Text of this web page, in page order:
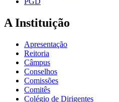
A Instituição
Apresentação
Reitoria
Câmpus
Conselhos
Comissões
Comitês
Colégio de Dirigentes